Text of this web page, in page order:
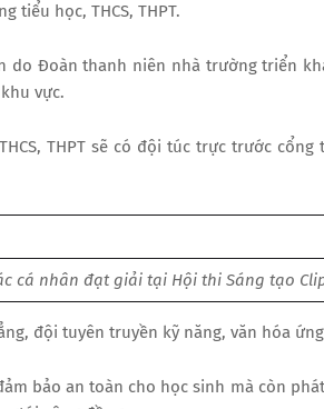
tiểu học, THCS, THPT.
do Đoàn thanh niên nhà trường triển
vực.
THPT sẽ có đội túc trực trước
cá nhân đạt giải tại Hội thi Sáng tạo
đội tuyên truyền kỹ năng, văn hóa
bảo an toàn cho học sinh mà còn